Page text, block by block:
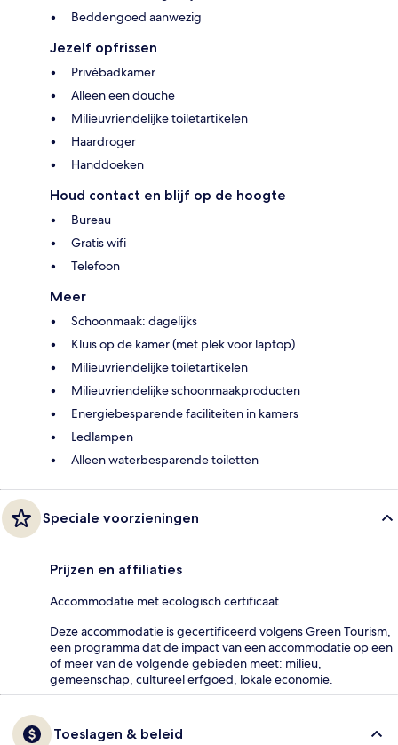
Beddengoed aanwezig
Jezelf opfrissen
Privébadkamer
Alleen een douche
Milieuvriendelijke toiletartikelen
Haardroger
Handdoeken
Houd contact en blijf op de hoogte
Bureau
Gratis wifi
Telefoon
Meer
Schoonmaak: dagelijks
Kluis op de kamer (met plek voor laptop)
Milieuvriendelijke toiletartikelen
Milieuvriendelijke schoonmaakproducten
Energiebesparende faciliteiten in kamers
Ledlampen
Alleen waterbesparende toiletten
Speciale voorzieningen
Prijzen en affiliaties
Accommodatie met ecologisch certificaat
Deze accommodatie is gecertificeerd volgens Green Tourism,
een programma dat de impact van een accommodatie op een
of meer van de volgende gebieden meet: milieu,
gemeenschap, cultureel erfgoed, lokale economie.
Toeslagen & beleid